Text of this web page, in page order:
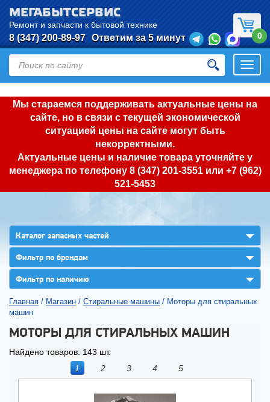
Мы стараемся поддерживать актуальные цены на
сайте, но в связи с текущей экономической
ситуацией цены на сайте могут быть
некорректными.
Актуальные цены и наличие товара уточняйте у
менеджера по телефону 8 (347) 201-3551или +7 (962)
521-5453
МЕГАБЫТСЕРВИС
Ремонт и запчасти к бытовой технике
8 (347) 200-89-97 Ответим за 5 минут 0
Каталог запасных частей ▼
Фильтр по брендам ▼
Фильтр по наличию ▼
Главная / Магазин / Стиральные машины / Моторы для стиральных
машин
МОТОРЫ ДЛЯ СТИРАЛЬНЫХ МАШИН
Найдено товаров: 143 шт.
1
2 3 4 5